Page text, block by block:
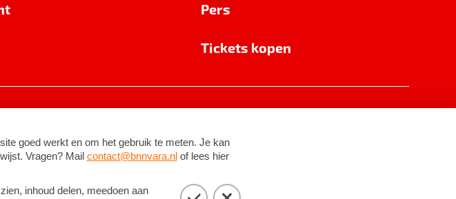
Pers
Tickets kopen